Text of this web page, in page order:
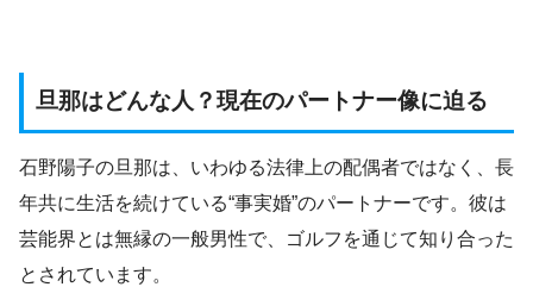
旦那はどんな人？現在のパートナー像に迫る
石野陽子の旦那は、いわゆる法律上の配偶者ではなく、長
年共に生活を続けている“事実婚”のパートナーです。彼は
芸能界とは無縁の一般男性で、ゴルフを通じて知り合った
とされています。